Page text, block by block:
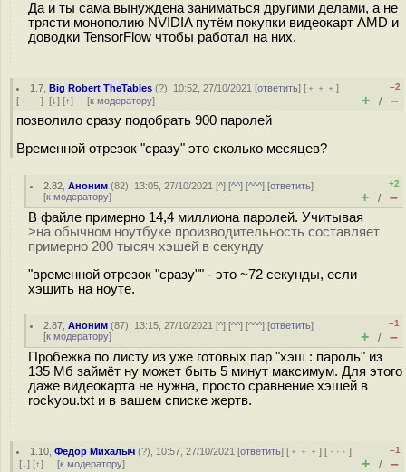
Да и ты сама вынуждена заниматься другими делами, а не
трясти монополию NVIDIA путём покупки видеокарт AMD и
доводки TensorFlow чтобы работал на них.
1.7 ,Big Robert TheTables (?), 10:52, 27/10/2021 [ответить] [ ﹢﹢﹢]
[ · · · ] [↓] [↑] [к модератору]
–2
+ / –
позволило сразу подобрать 900 паролей
Временной отрезок "сразу" это сколько месяцев?
2.82 ,Аноним (82), 13:05, 27/10/2021 [^] [^^] [^^^] [ответить]
[к модератору]
+2
+ / –
В файле примерно 14,4 миллиона паролей. Учитывая
>на обычном ноутбуке производительность составляет
примерно 200 тысяч хэшей в секунду
"временной отрезок "сразу"" - это ~72 секунды, если
хэшить на ноуте.
2.87 ,Аноним (87), 13:15, 27/10/2021 [^] [^^] [^^^] [ответить]
[к модератору]
–1
+ / –
Пробежка по листу из уже готовых пар "хэш : пароль" из
135 Мб займёт ну может быть 5 минут максимум. Для этого
даже видеокарта не нужна, просто сравнение хэшей в
rockyou.txt и в вашем списке жертв.
1.10 ,Федор Михалыч (?), 10:57, 27/10/2021 [ответить] [ ﹢﹢﹢] [ · · ·]
[↓] [↑] [к модератору]
–1
+ / –